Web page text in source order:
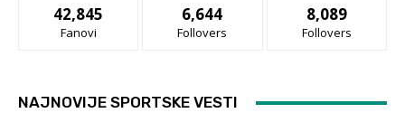
42,845
Fanovi
6,644
Follovers
8,089
Follovers
NAJNOVIJE SPORTSKE VESTI